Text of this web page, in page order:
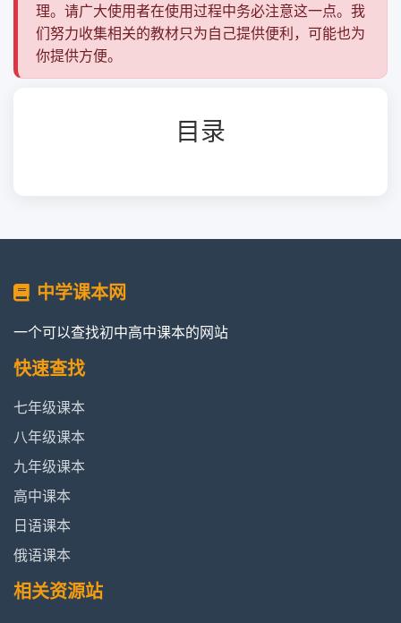
理。请广大使用者在使用过程中务必注意这一点。我
们努力收集相关的教材只为自己提供便利，可能也为
你提供方便。
目录
中学课本网
一个可以查找初中高中课本的网站
快速查找
七年级课本
八年级课本
九年级课本
高中课本
日语课本
俄语课本
相关资源站